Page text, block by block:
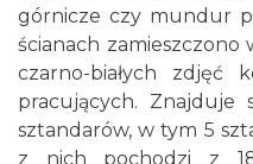
górnicze czy mundur
ścianach
czarno-białych
pracujących. Znajduje
sztandarów, w tym 5
z nich pochodzi z